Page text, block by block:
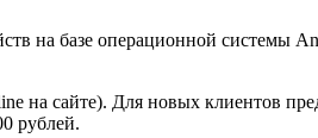
на базе операционной системы
на сайте). Для новых клиентов
рублей.